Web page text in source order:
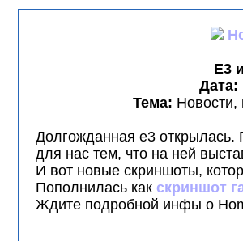
E3
Дата:
Тема:
Долгожданная e3 открылась.
для нас тем, что на ней
И вот новые скриншоты,
Пополнилась как скриншот
Ждите подробной инфы о